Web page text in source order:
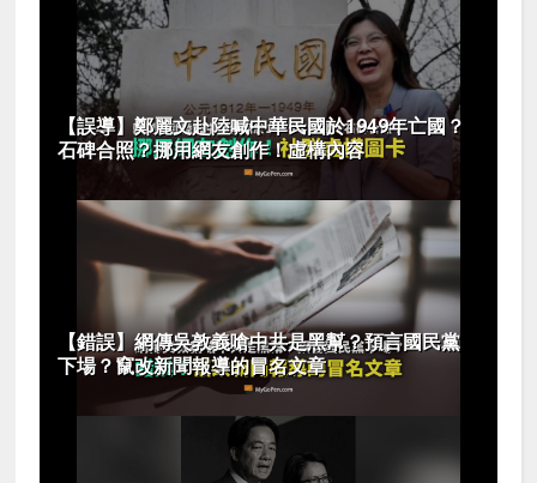
【誤導】鄭麗文赴陸喊中華民國於1949年亡國？
石碑合照？挪用網友創作！虛構內容
【錯誤】網傳吳敦義嗆中共是黑幫？預言國民黨
下場？竄改新聞報導的冒名文章